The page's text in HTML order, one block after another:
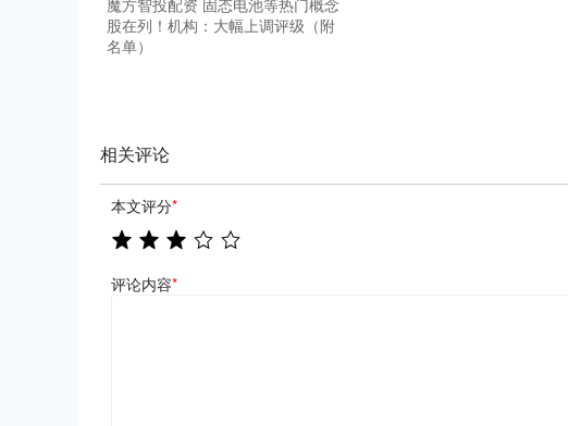
股在列！机构：大幅上调评级（附
名单）
相关评论
本文评分*
评论内容*